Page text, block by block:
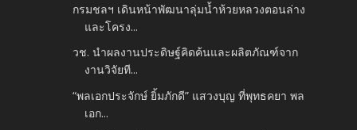
กรมชลฯ เดินหน้าพัฒนาลุ่มน้ำห้วยหลวงตอนล่าง
และโครง...
วช. นำผลงานประดิษฐ์คิดค้นและผลิตภัณฑ์จาก
งานวิจัยที...
“พลเอกประจักษ์ ยิ้มภักดี” แสวงบุญ ที่พุทธคยา พล
เอก...